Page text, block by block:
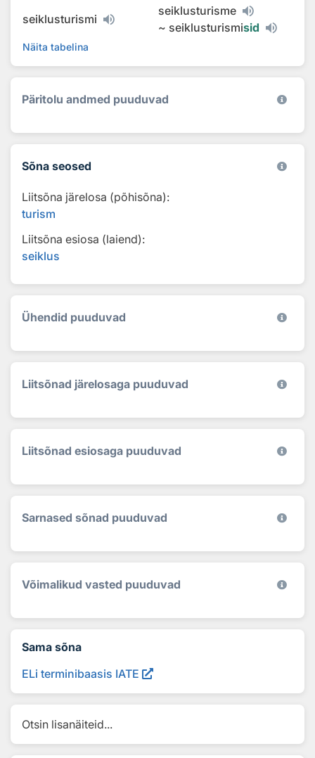
seiklusturismi
seiklusturisme
~ seiklusturismisid
Näita tabelina
Päritolu andmed puuduvad
Sõna seosed
Liitsõna järelosa (põhisõna):
turism
Liitsõna esiosa (laiend):
seiklus
Ühendid puuduvad
Liitsõnad järelosaga puuduvad
Liitsõnad esiosaga puuduvad
Sarnased sõnad puuduvad
Võimalikud vasted puuduvad
Sama sõna
ELi terminibaasis IATE
Otsin lisanäiteid...